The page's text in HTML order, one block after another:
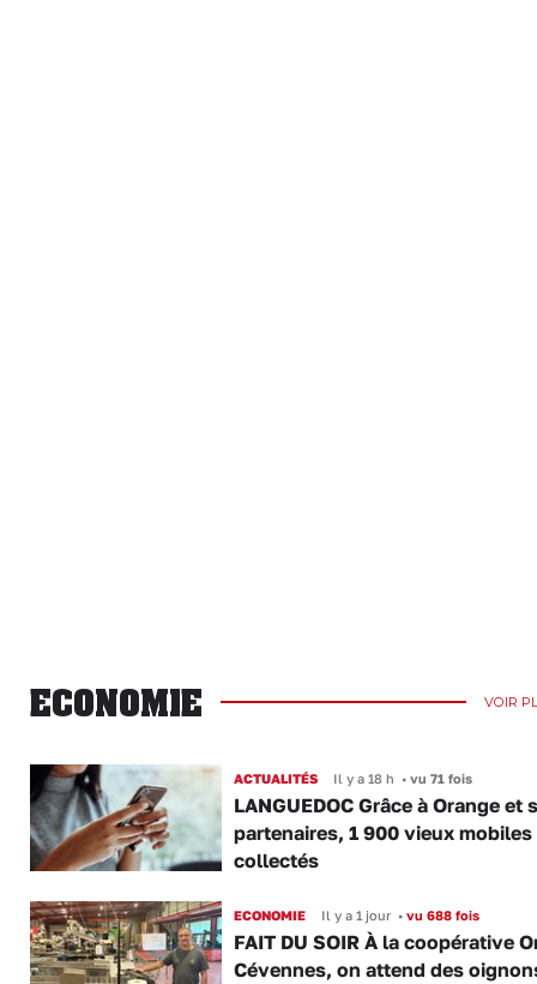
ECONOMIE VOIR
ACTUALITÉS Il y a 18 h •vu 71 fois
LANGUEDOC Grâce à Orange et
partenaires, 1 900 vieux mobiles
collectés
ECONOMIE Il y a 1 jour •vu 688 fois
FAIT DU SOIR À la coopérative
Cévennes, on attend des